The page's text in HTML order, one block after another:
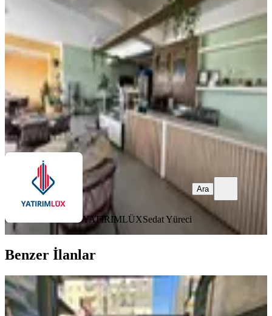
Merkezefendi, Mehmet Akif Ersoy Mahallesi
341 m² · Düz Giriş (Zemin)·15.05.2026
4.000.000 ₺4.300.000 ₺
YATIRIMLÜXSedat Yüreci
Ara
YATIRIMLÜXSedat Yüreci
Ara
Benzer İlanlar
%5
Aybars'tan Bayram Yerinde Satılık
420 M2 Oto Yıkama